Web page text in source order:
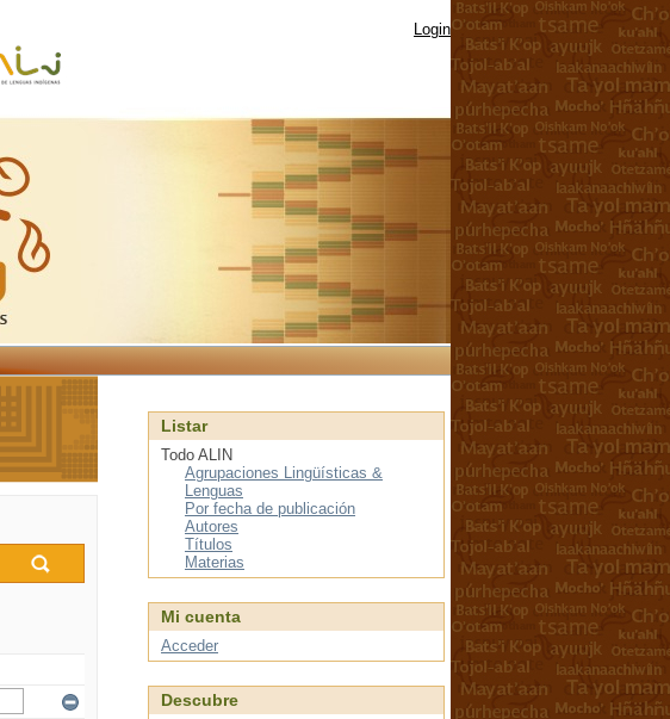
Login
Listar
Todo ALIN
Agrupaciones Lingüísticas &
Lenguas
Por fecha de publicación
Autores
Títulos
Materias
Mi cuenta
Acceder
Descubre